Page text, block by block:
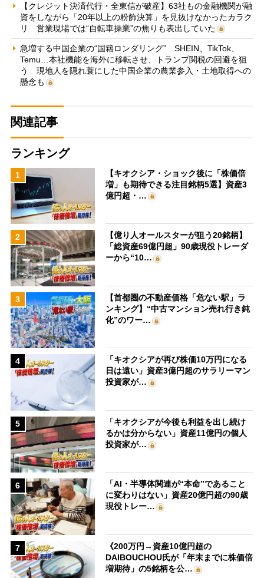
【クレジット決済代行・全東信が破産】63社もの金融機関が融
資をしながら「20年以上の粉飾決算」を見抜けなかったカラク
リ 営業現場では“自転車操業”の焦りも表出していた
急増する中国企業の“国籍ロンダリング” SHEIN、TikTok、
Temu…本社機能を海外に移転させ、トランプ関税の回避を狙
う 現地人を隠れ蓑にした中国企業の農業参入・土地取得への
懸念も
関連記事
ランキング
1
【キオクシア・ショック後に「株価倍
増」も期待できる注目銘柄5選】資産3
億円超・…
2
【億り人オールスターが狙う20銘柄】
「総資産69億円超」90歳現役トレーダ
ーから“10…
3
【首都圏の不動産価格「危ない駅」ラ
ンキング】“中古マンション売れ行き鈍
化”のワー…
4
「キオクシアが再び株価10万円になる
日は遠い」資産3億円超のサラリーマン
投資家が…
5
「キオクシアが今後も利益を出し続け
るかは分からない」資産11億円の個人
投資家が…
6
「AI・半導体関連が“本命”であること
に変わりはない」資産20億円超の90歳
現役トレー…
7
《200万円→資産10億円超の
DAIBOUCHOU氏が「年末までに株価倍
増期待」の5銘柄を公…